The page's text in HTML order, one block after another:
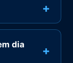
+
dia
+